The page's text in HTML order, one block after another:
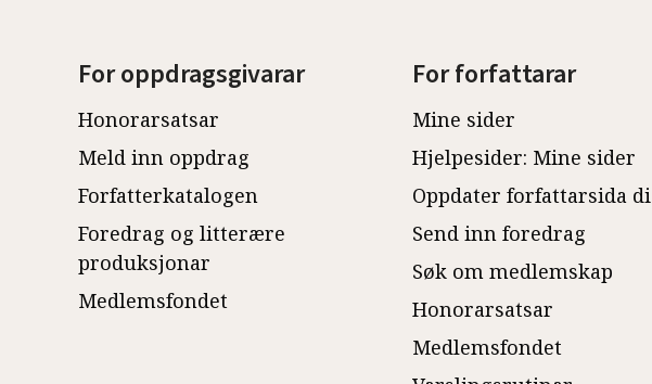
For oppdragsgivarar
Honorarsatsar
Meld inn oppdrag
Forfatterkatalogen
Foredrag og litterære
produksjonar
Medlemsfondet
For forfattarar
Mine sider
Hjelpesider: Mine sider
Oppdater forfattarsida di
Send inn foredrag
Søk om medlemskap
Honorarsatsar
Medlemsfondet